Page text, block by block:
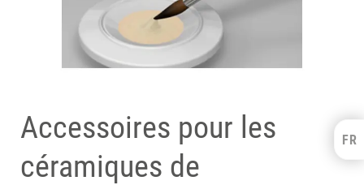
Kulzer Benelux FR
Accessoires pour les
céramiques de